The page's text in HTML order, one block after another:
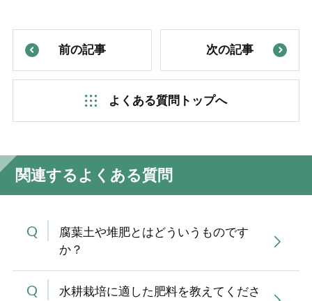
前の記事
よくある質問トップへ
次の記事
関連するよくある質問
腐葉土や堆肥とはどういうものです
か？
水耕栽培に適した肥料を教えてくださ